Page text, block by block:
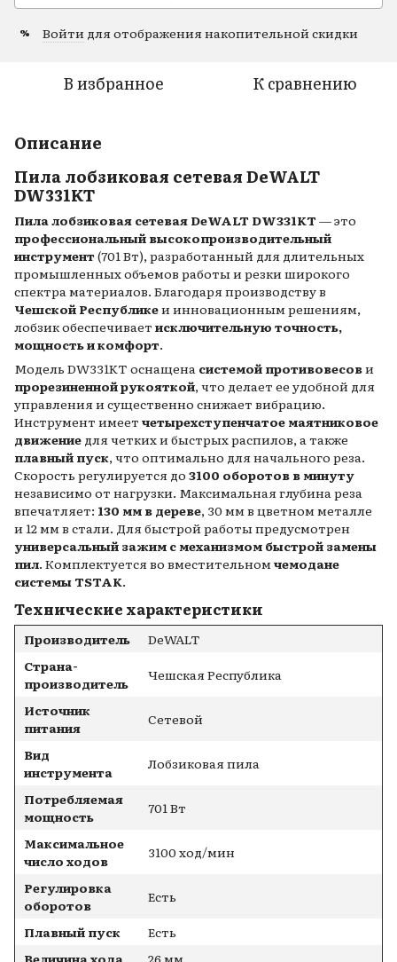
% Войти для отображения накопительной скидки
В избранное К сравнению
Описание
Пила лобзиковая сетевая DeWALT
DW331KT
Пила лобзиковая сетевая DeWALT DW331KT— это
профессиональный высокопроизводительный
инструмент(701 Вт), разработанный для длительных
промышленных объемов работы и резки широкого
спектра материалов. Благодаря производству в
Чешской Республикеи инновационным решениям,
лобзик обеспечивает исключительную точность,
мощность и комфорт.
Модель DW331KT оснащена системой противовесови
прорезиненной рукояткой, что делает ее удобной для
управления и существенно снижает вибрацию.
Инструмент имеет четырехступенчатое маятниковое
движение для четких и быстрых распилов, а также
плавный пуск, что оптимально для начального реза.
Скорость регулируется до 3100 оборотов в минуту
независимо от нагрузки. Максимальная глубина реза
впечатляет: 130 мм в дереве, 30 мм в цветном металле
и 12 мм в стали. Для быстрой работы предусмотрен
универсальный зажим с механизмом быстрой замены
пил. Комплектуется во вместительном чемодане
системы TSTAK.
Технические характеристики
Производитель
DeWALT
Страна-
производитель
Чешская Республика
Источник
питания
Сетевой
Вид
инструмента
Лобзиковая пила
Потребляемая
мощность
701 Вт
Максимальное
число ходов
3100 ход/мин
Регулировка
оборотов
Есть
Плавный пуск
Есть
Величина хода
26 мм